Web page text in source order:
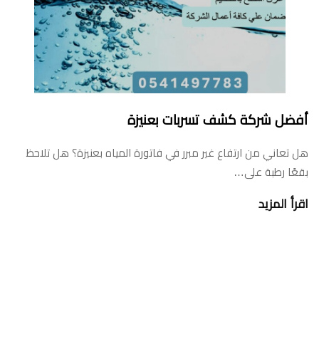
أفضل شركة كشف تسربات بعنيزة
هل تعاني من ارتفاع غير مبرر في فاتورة المياه بعنيزة؟ هل تلاحظ
بقعًا رطبة على…
اقرأ المزيد